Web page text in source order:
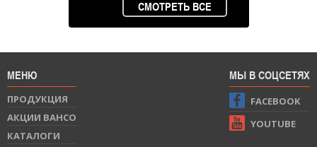
СМОТРЕТЬ ВСЕ
МЕНЮ
ПРОДУКЦИЯ
АКЦИИ BAHCO
КАТАЛОГИ
МЫ В СОЦСЕТЯХ
FACEBOOK
YOUTUBE